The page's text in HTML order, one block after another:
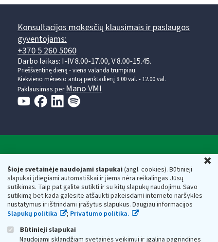
Šioje svetainėje naudojami slapukai(angl. cookies). Būtinieji
slapukai įdiegiami automatiškai ir jiems nėra reikalingas Jūsų
sutikimas. Taip pat galite sutikti ir su kitų slapukų naudojimu. Savo
sutikimą bet kada galėsite atšaukti pakeisdami interneto naršyklės
nustatymus ir ištrindami įrašytus slapukus. Daugiau informacijos
Slapukų politika
; Privatumo politika.
Būtinieji slapukai
Naudojami sklandžiam svetainės veikimui ir įgalina pagrindines
Konsultacijos mokesčių klausimais ir paslaugos
gyventojams:
+370 5 260 5060
Darbo laikas: I-IV 8.00-17.00, V 8.00-15.45.
Prieššventinę dieną - viena valanda trumpiau.
Kiekvieno mėnesio antrą penktadienį 8.00 val. - 12.00 val.
Paklausimas per Mano VMI
Respublikos finansų ministerijos
Biudžetinė įstaiga. Juridinio asmens kodas — 188659752,
adresas: Vasario 16-osios g. 14, 01107 Vilnius, Lietuva, el.paštas:
vmi@vmi.lt, E. pristatymo dėžutės adresas 188659752
Duomenys apie Valstybinę mokesčių inspekciją prie Lietuvos
Respublikos finansų ministerijos kaupiami ir saugomi Juridinių